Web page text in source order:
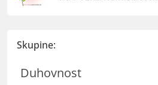
Skupine:
Duhovnost